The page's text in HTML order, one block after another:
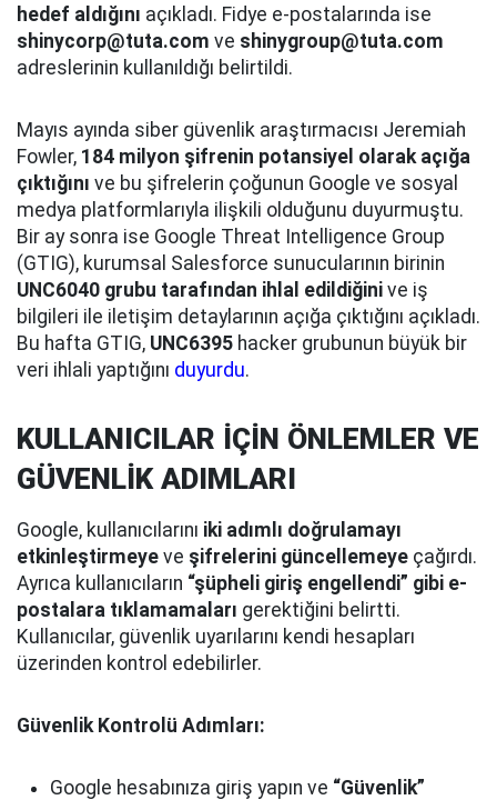
hedef aldığını açıkladı. Fidye e-postalarında ise
shinycorp@tuta.com ve shinygroup@tuta.com
adreslerinin kullanıldığı belirtildi.
Mayıs ayında siber güvenlik araştırmacısı Jeremiah
Fowler, 184 milyon şifrenin potansiyel olarak açığa
çıktığını ve bu şifrelerin çoğunun Google ve sosyal
medya platformlarıyla ilişkili olduğunu duyurmuştu.
Bir ay sonra ise Google Threat Intelligence Group
(GTIG), kurumsal Salesforce sunucularının birinin
UNC6040 grubu tarafından ihlal edildiğini ve iş
bilgileri ile iletişim detaylarının açığa çıktığını açıkladı.
Bu hafta GTIG, UNC6395 hacker grubunun büyük bir
veri ihlali yaptığını duyurdu.
KULLANICILAR İÇİN ÖNLEMLER VE
GÜVENLİK ADIMLARI
Google, kullanıcılarını iki adımlı doğrulamayı
etkinleştirmeye ve şifrelerini güncellemeye çağırdı.
Ayrıca kullanıcıların “şüpheli giriş engellendi” gibi e-
postalara tıklamamaları gerektiğini belirtti.
Kullanıcılar, güvenlik uyarılarını kendi hesapları
üzerinden kontrol edebilirler.
Güvenlik Kontrolü Adımları:
Google hesabınıza giriş yapın ve “Güvenlik”